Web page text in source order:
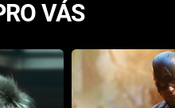
VÁS